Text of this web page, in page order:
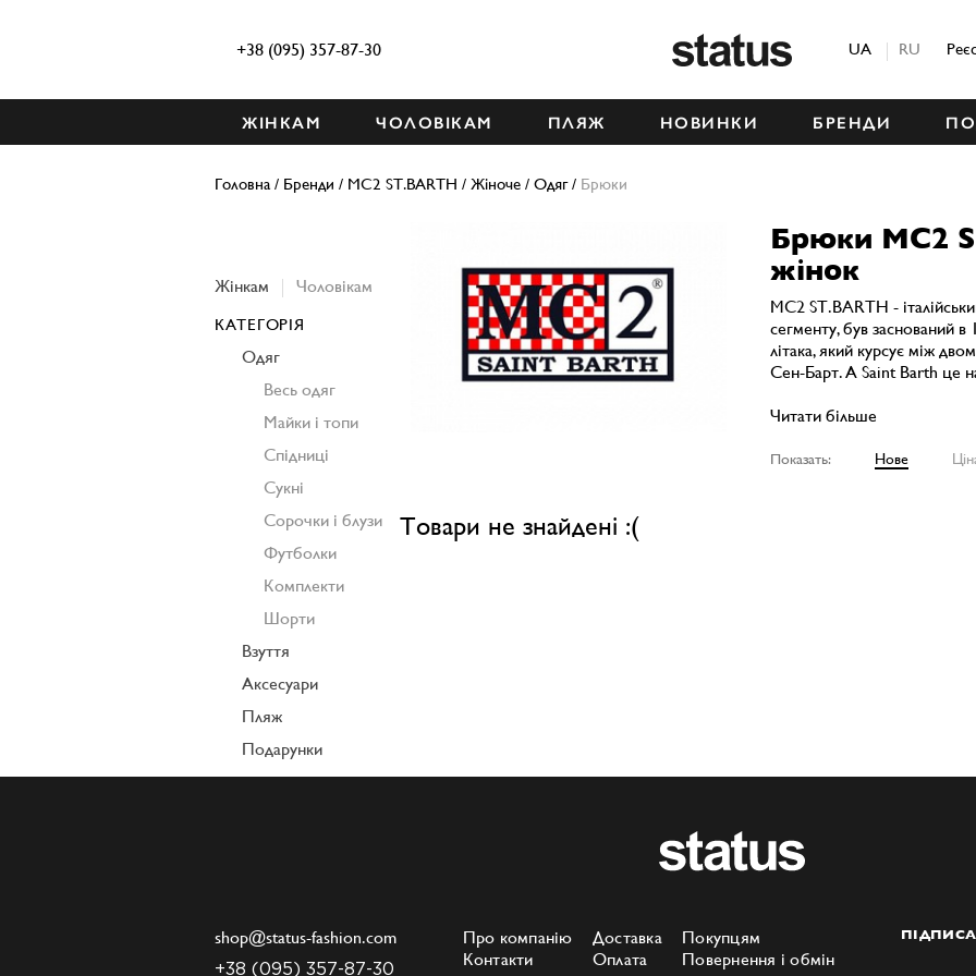
+38 (095) 357-87-30 UA RU
ЖІНКАМ ЧОЛОВІКАМ ПЛЯЖ НОВИНКИ БРЕНДИ
Головна / Бренди / MC2 ST.BARTH / Жіноче / Одяг/ Брюки
Брюки MC2
жінок
MC2 ST.BARTH -
сегменту, був заснований
літака, який курсує між
Сен-Барт. А Saint Barth це
Читати більше
Показать: Нове
Товари не знайдені :(
Жінкам Чоловікам
КАТЕГОРІЯ
Одяг
Весь одяг
Майки і топи
Спідниці
Сукні
Сорочки і блузи
Футболки
Комплекти
Шорти
Взуття
Аксесуари
Пляж
Подарунки
Про компанію
Контакти
Доставка
Оплата
Покупцям
Повернення і обмін
shop@status-fashion.com
+38 (095) 357-87-30